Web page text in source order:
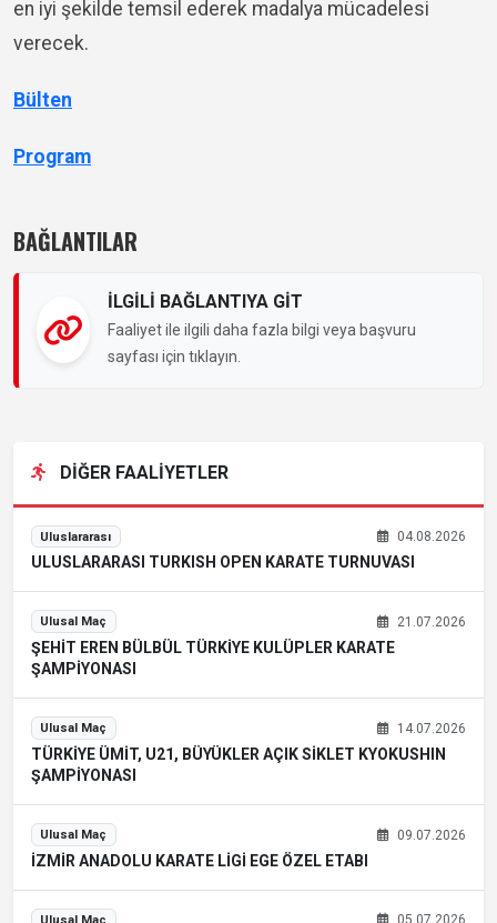
en iyi şekilde temsil ederek madalya mücadelesi
verecek.
Bülten
Program
BAĞLANTILAR
İLGİLİ BAĞLANTIYA GİT
Faaliyet ile ilgili daha fazla bilgi veya başvuru
sayfası için tıklayın.
DİĞER FAALİYETLER
Uluslararası 04.08.2026
ULUSLARARASI TURKISH OPEN KARATE TURNUVASI
Ulusal Maç 21.07.2026
ŞEHİT EREN BÜLBÜL TÜRKİYE KULÜPLER KARATE
ŞAMPİYONASI
Ulusal Maç 14.07.2026
TÜRKİYE ÜMİT, U21, BÜYÜKLER AÇIK SİKLET KYOKUSHIN
ŞAMPİYONASI
Ulusal Maç 09.07.2026
İZMİR ANADOLU KARATE LİGİ EGE ÖZEL ETABI
Ulusal Maç